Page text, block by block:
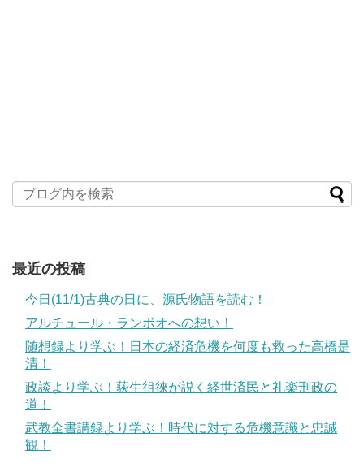
最近の投稿
今日(11/1)古典の日に、源氏物語を読む！
アルチュール・ランボオへの想い！
随想録より学ぶ！日本の経済危機を何度も救った高橋是
清！
政談より学ぶ！荻生徂徠が説く経世済民と礼楽刑政の
道！
武教全書講録より学ぶ！時代に対する危機意識と忠誠
観！